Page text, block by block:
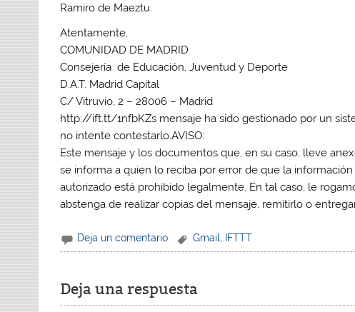
Ramiro de Maeztu.
Atentamente,
COMUNIDAD DE MADRID
Consejería de Educación, Juventud y Deporte
D.A.T. Madrid Capital
C/ Vitruvio, 2 – 28006 – Madrid
http://ift.tt/1nfbKZs mensaje ha sido gestionado por un
no intente contestarlo.AVISO:
Este mensaje y los documentos que, en su caso, lleve
se informa a quien lo reciba por error de que la
autorizado está prohibido legalmente. En tal caso, le
abstenga de realizar copias del mensaje, remitirlo o
Deja un comentario Gmail, IFTTT
Deja una respuesta